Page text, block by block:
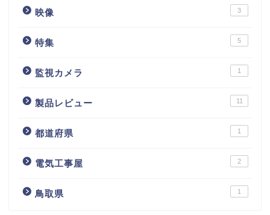
映像 3
特集 5
監視カメラ 1
製品レビュー 11
都道府県 1
電気工事屋 2
鳥取県 1